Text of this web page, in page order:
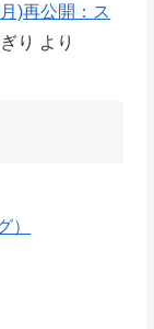
)再公開：ス
り より
）